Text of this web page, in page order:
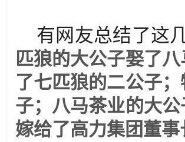
有网友总结了这
匹狼的大公子娶了
了七匹狼的二公子
子；八马茶业的大
嫁给了高力集团董